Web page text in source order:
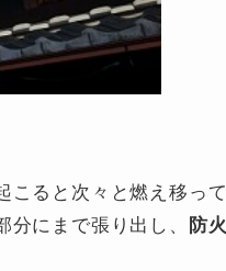
こると次々と燃え移って
にまで張り出し、
防火